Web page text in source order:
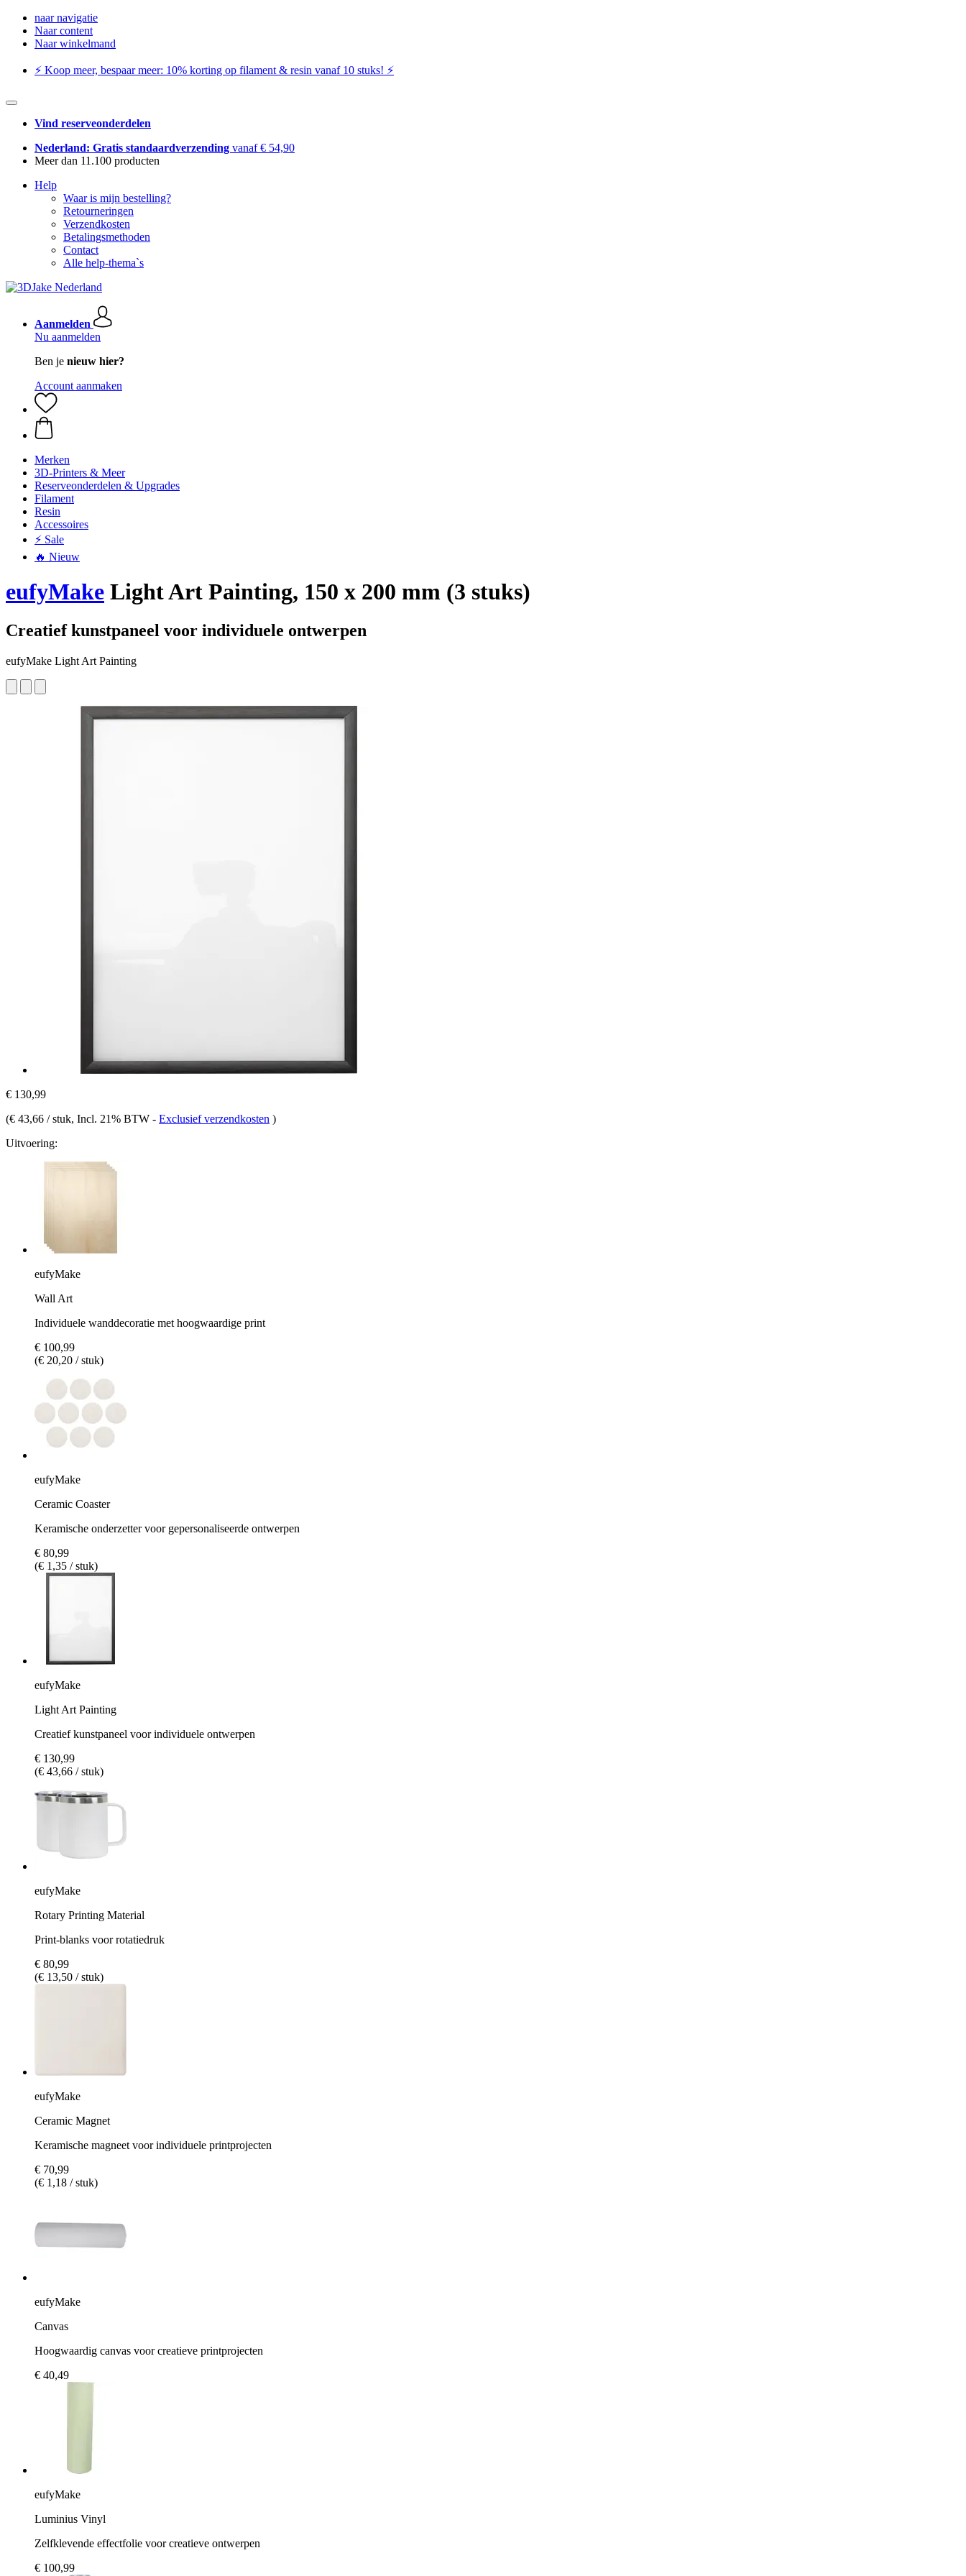
naar navigatie
Naar content
Naar winkelmand
⚡️ Koop meer, bespaar meer: ​​10% korting op filament & resin vanaf 10 stuks! ⚡️
Vind reserveonderdelen
Nederland: Gratis standaardverzending vanaf € 54,90
Meer dan 11.100 producten
Help
Waar is mijn bestelling?
Retourneringen
Verzendkosten
Betalingsmethoden
Contact
Alle help-thema`s
Aanmelden
Nu aanmelden
Ben je nieuw hier?
Account aanmaken
Merken
3D-Printers & Meer
Reserveonderdelen & Upgrades
Filament
Resin
Accessoires
⚡ Sale
🔥 Nieuw
eufyMake Light Art Painting, 150 x 200 mm (3 stuks)
Creatief kunstpaneel voor individuele ontwerpen
eufyMake Light Art Painting
€ 130,99
(€ 43,66 / stuk, Incl. 21% BTW - Exclusief verzendkosten )
Uitvoering:
eufyMake
Wall Art
Individuele wanddecoratie met hoogwaardige print
€ 100,99
(€ 20,20 / stuk)
eufyMake
Ceramic Coaster
Keramische onderzetter voor gepersonaliseerde ontwerpen
€ 80,99
(€ 1,35 / stuk)
eufyMake
Light Art Painting
Creatief kunstpaneel voor individuele ontwerpen
€ 130,99
(€ 43,66 / stuk)
eufyMake
Rotary Printing Material
Print-blanks voor rotatiedruk
€ 80,99
(€ 13,50 / stuk)
eufyMake
Ceramic Magnet
Keramische magneet voor individuele printprojecten
€ 70,99
(€ 1,18 / stuk)
eufyMake
Canvas
Hoogwaardig canvas voor creatieve printprojecten
€ 40,49
eufyMake
Luminius Vinyl
Zelfklevende effectfolie voor creatieve ontwerpen
€ 100,99